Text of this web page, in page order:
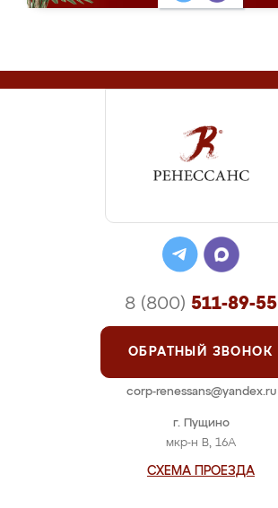
г. Пущино
мкр-н В, 16А
СХЕМА ПРОЕЗДА
8 (800) 511-89-55
ОБРАТНЫЙ ЗВОНОК
corp-renessans@yandex.ru